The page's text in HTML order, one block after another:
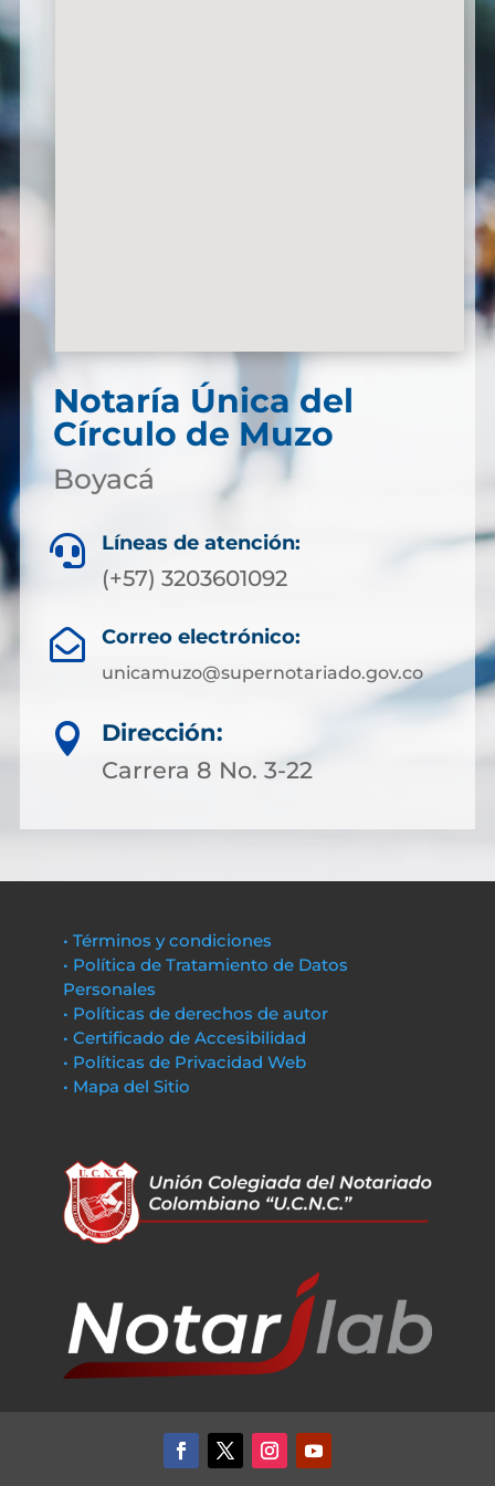
Notaría Única del
Círculo de Muzo
Boyacá
 Líneas de atención:
(+57) 3203601092
 Correo electrónico:
unicamuzo@supernotariado.gov.co

Dirección:
Carrera 8 No. 3-22
• Términos y condiciones
• Política de Tratamiento de Datos
Personales
• Políticas de derechos de autor
• Certificado de Accesibilidad
• Políticas de Privacidad Web
• Mapa del Sitio